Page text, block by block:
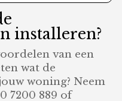
installeren?
van een
wat de
woning? Neem
7200 889 of